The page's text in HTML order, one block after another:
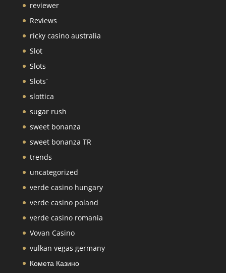
reviewer
Reviews
ricky casino australia
Slot
Slots
Slots`
slottica
sugar rush
sweet bonanza
sweet bonanza TR
trends
uncategorized
verde casino hungary
verde casino poland
verde casino romania
Vovan Casino
vulkan vegas germany
Комета Казино